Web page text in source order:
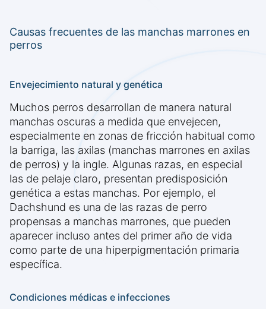
Causas frecuentes de las manchas marrones en
perros
Envejecimiento natural y genética
Muchos perros desarrollan de manera natural
manchas oscuras a medida que envejecen,
especialmente en zonas de fricción habitual como
la barriga, las axilas (manchas marrones en axilas
de perros) y la ingle. Algunas razas, en especial
las de pelaje claro, presentan predisposición
genética a estas manchas. Por ejemplo, el
Dachshund es una de las razas de perro
propensas a manchas marrones, que pueden
aparecer incluso antes del primer año de vida
como parte de una hiperpigmentación primaria
específica.
Condiciones médicas e infecciones